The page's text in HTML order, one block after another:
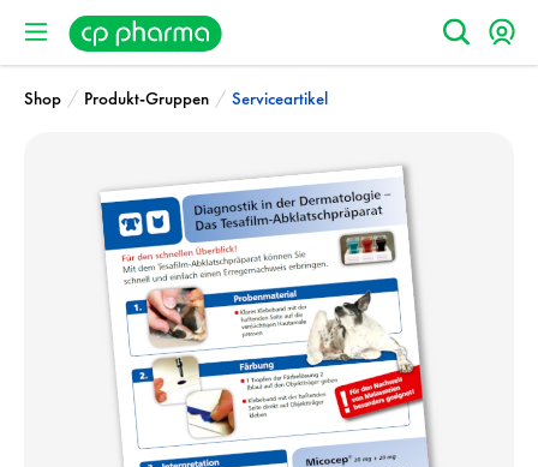
Shop / Produkt-Gruppen / Serviceartikel